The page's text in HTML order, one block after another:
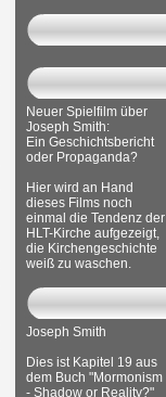
Neuer Spielfilm über
Joseph Smith:
Ein Geschichtsbericht
oder Propaganda?
Hier wird an Hand
dieses Films noch
einmal die Tendenz der
HLT-Kirche aufgezeigt,
die Kirchengeschichte
weiß zu waschen.
Joseph Smith
Dies ist Kapitel 19 aus
dem Buch "Mormonism
- Shadow or Reality?"